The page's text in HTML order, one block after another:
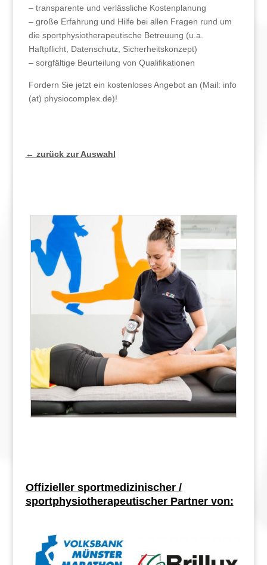
– transparente und verlässliche Kostenplanung
– große Erfahrung und Hilfe bei allen Fragen rund um
die sportphysiotherapeutische Betreuung (u.a.
Haftpflicht, Datenschutz, Sicherheitskonzept)
– sorgfältige Beurteilung von Qualifikationen
Fordern Sie jetzt ein kostenloses Angebot an (Mail: info
(at) physiocomplex.de)!
← zurück zur Auswahl
Offizieller sportmedizinischer /
sportphysiotherapeutischer Partner von: